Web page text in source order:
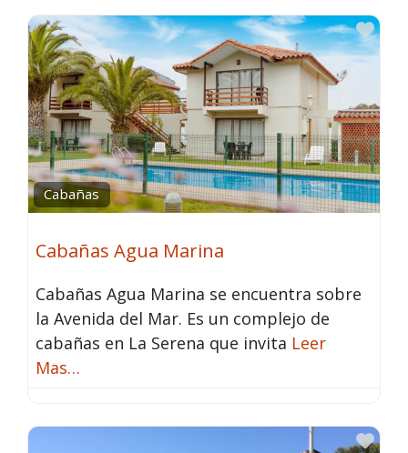
Cabañas
Cabañas Agua Marina
Cabañas Agua Marina se encuentra sobre
la Avenida del Mar. Es un complejo de
cabañas en La Serena que invita Leer
Mas…